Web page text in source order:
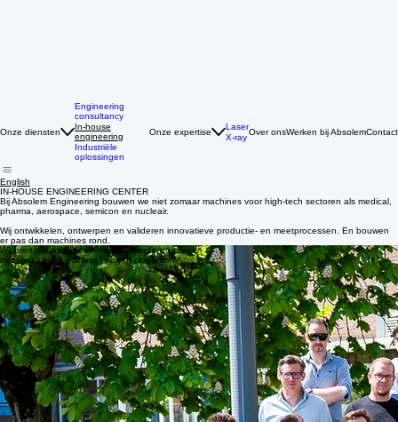
Engineering
consultancy
In-house
engineering
English
IN-HOUSE ENGINEERING CENTER
Bij Absolem Engineering bouwen we niet zomaar machines voor high-tech sectoren als medical,
pharma, aerospace, semicon en nucleair.
Wij ontwikkelen, ontwerpen en valideren innovatieve productie- en meetprocessen. En bouwen
er pas dan machines rond.
Wij brengen robuuste en gevalideerde processen
naar jouw productieomgeving of cleanroom